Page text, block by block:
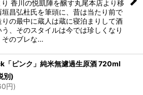
香川の悦凱陣を醸す丸尾本店より移
垣昌弘杜氏を筆頭に、昔は当たり前で
りの最中に蔵人は蔵に寝泊まりして酒
、そのスタイルは今では珍しくなり
そのブレな…
「ピンク」純米無濾過生原酒 720ml
別)
円)